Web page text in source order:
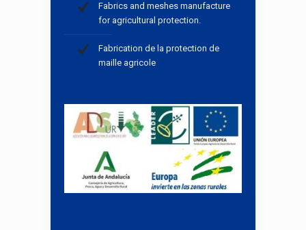
Fabrics and meshes manufacture
for agricultural protection.
Fabrication de la protection de
maille agricole